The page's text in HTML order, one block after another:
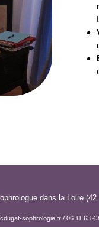
dans la Loire
sophrologie.fr/ 06 11 63